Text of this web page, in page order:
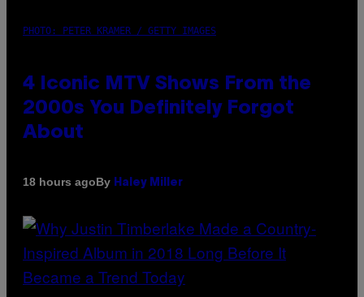
PHOTO: PETER KRAMER / GETTY IMAGES
4 Iconic MTV Shows From the
2000s You Definitely Forgot
About
18 hours agoBy Haley Miller